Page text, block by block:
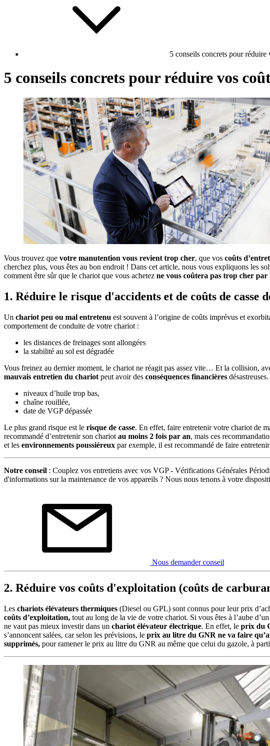
5 conseils concrets pour réduire
5 conseils concrets pour réduire vos
Vous trouvez que votre manutention vous revient trop cher, que vos coûts
cherchez plus, vous êtes au bon endroit ! Dans cet article, nous vous expliquons les
comment être sûr que le chariot que vous achetez ne vous coûtera pas trop cher par
1. Réduire le risque d'accidents et de coûts de casse
Un chariot peu ou mal entretenu est souvent à l’origine de coûts imprévus et
comportement de conduite de votre chariot :
les distances de freinages sont allongées
la stabilité au sol est dégradée
Vous freinez au dernier moment, le chariot ne réagit pas assez vite… Et la collision,
mauvais entretien du chariot peut avoir des conséquences financières
niveaux d’huile trop bas,
chaîne rouillée,
date de VGP dépassée
Le plus grand risque est le risque de casse. En effet, faire entretenir votre chariot de
recommandé d’entretenir son chariot au moins 2 fois par an, mais ces
et les environnements poussiéreux par exemple, il est recommandé de faire
Notre conseil : Couplez vos entretiens avec vos VGP - Vérifications Générales
d'informations sur la maintenance de vos appareils ? Nous nous tenons à votre
Nous demander conseil
2. Réduire vos coûts d'exploitation (coûts de
Les chariots élévateurs thermiques (Diesel ou GPL) sont connus pour leur prix
coûts d’exploitation, tout au long de la vie de votre chariot. Si vous êtes à l’aube
ne vaut pas mieux investir dans un chariot élévateur électrique. En effet, le prix du
s’annoncent salées, car selon les prévisions, le prix au litre du GNR ne va faire
supprimés, pour ramener le prix au litre du GNR au même que celui du gazole, à